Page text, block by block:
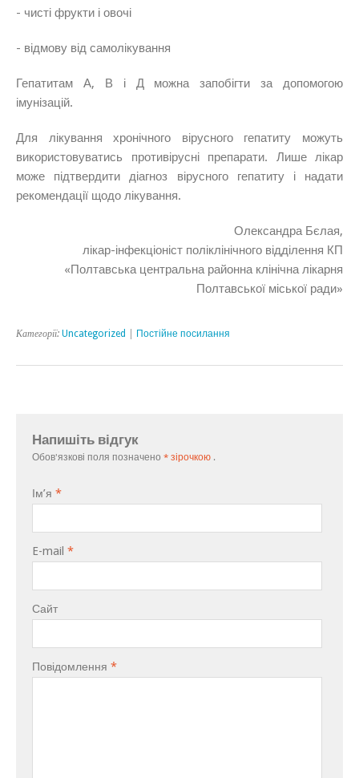
- чисті фрукти і овочі
- відмову від самолікування
Гепатитам А, В і Д можна запобігти за допомогою
імунізацій.
Для лікування хронічного вірусного гепатиту можуть
використовуватись противірусні препарати. Лише лікар
може підтвердити діагноз вірусного гепатиту і надати
рекомендації щодо лікування.
Олександра Бєлая,
лікар-інфекціоніст поліклінічного відділення КП
«Полтавська центральна районна клінічна лікарня
Полтавської міської ради»
Категорії: Uncategorized Постійне посилання
Напишіть відгук
Обов'язкові поля позначено * зірочкою .
Ім’я *
E-mail *
Сайт
Повідомлення *